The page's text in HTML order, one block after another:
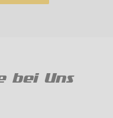
bei Uns